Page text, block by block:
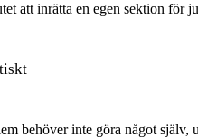
att inrätta en egen sektion för
behöver inte göra något själv,